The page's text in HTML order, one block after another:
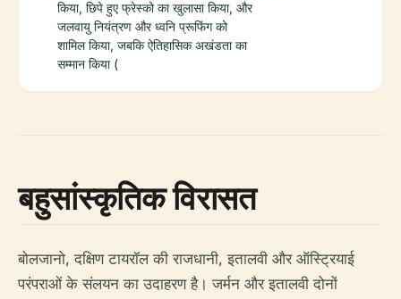
किया, छिपे हुए फ्रेस्को का खुलासा किया, और
जलवायु नियंत्रण और ध्वनि प्रूफिंग को
शामिल किया, जबकि ऐतिहासिक अखंडता का
सम्मान किया (
बहुसांस्कृतिक विरासत
बोलजानो, दक्षिण टायरॉल की राजधानी, इतालवी और ऑस्ट्रियाई
परंपराओं के संलयन का उदाहरण है। जर्मन और इतालवी दोनों